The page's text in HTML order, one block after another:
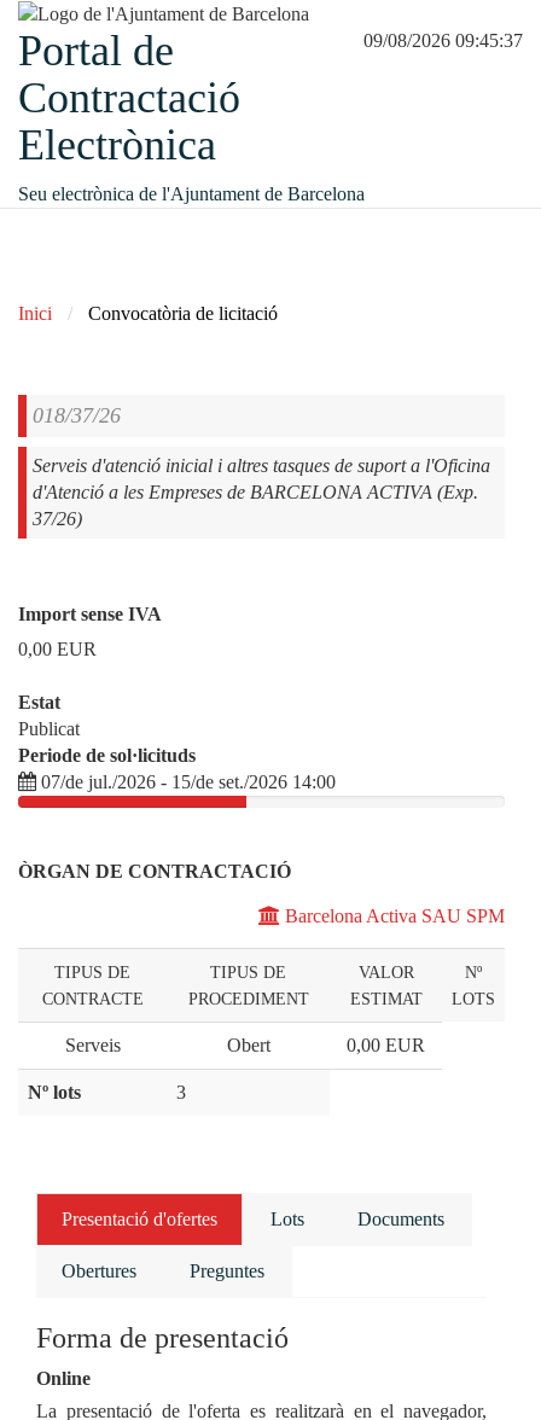
09/08/2026 09:45:37
Portal de
Contractació
Electrònica
Seu electrònica de l'Ajuntament de Barcelona
Inici Convocatòria de licitació
018/37/26
Serveis d'atenció inicial i altres tasques de suport a l'Oficina
d'Atenció a les Empreses de BARCELONA ACTIVA (Exp.
37/26)
Import sense IVA
0,00 EUR
Estat
Publicat
Periode de sol·licituds
07/de jul./2026 - 15/de set./2026 14:00
ÒRGAN DE CONTRACTACIÓ
Barcelona Activa SAU SPM
TIPUS DE
CONTRACTE
TIPUS DE
PROCEDIMENT
VALOR
ESTIMAT
Nº
LOTS
Serveis Obert 0,00 EUR
Nº lots 3
Presentació d'ofertes Lots Documents
Obertures Preguntes
Forma de presentació
Online
La presentació de l'oferta es realitzarà en el navegador,